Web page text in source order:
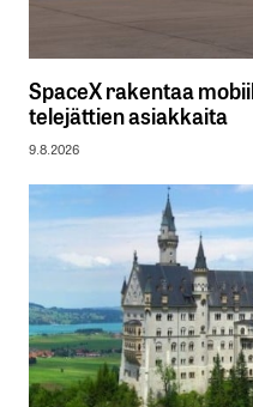
SpaceX rakentaa
telejättien asiakkaita
9.8.2026